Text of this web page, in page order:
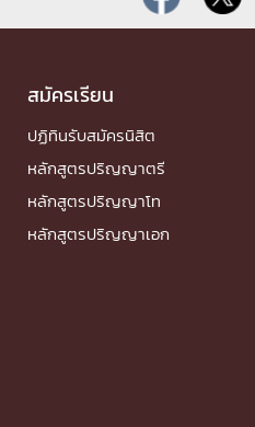
สมัครเรียน
ปฏิทินรับสมัครนิสิต
หลักสูตรปริญญาตรี
หลักสูตรปริญญาโท
หลักสูตรปริญญาเอก